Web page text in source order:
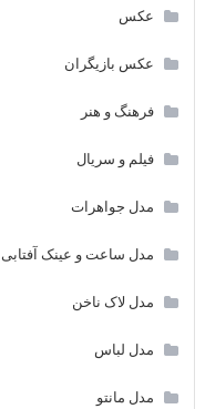
عکس
عکس بازیگران
فرهنگ و هنر
فیلم و سریال
مدل جواهرات
مدل ساعت و عینک آفتابی
مدل لاک ناخن
مدل لباس
مدل مانتو